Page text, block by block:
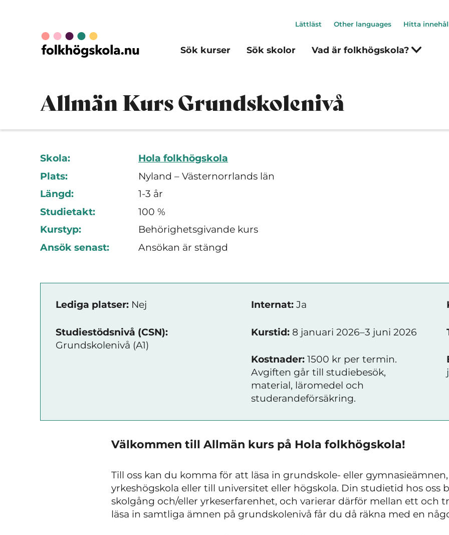
Sök kurser Sök skolor Vad är folkhögskola?
Lättläst Other languages Hitta
Allmän Kurs Grundskolenivå
Skola:
Hola folkhögskola
Plats:
Nyland – Västernorrlands län
Längd:
1-3 år
Studietakt:
100 %
Kurstyp:
Behörighetsgivande kurs
Ansök senast:
Ansökan är stängd
Lediga platser: Nej
Studiestödsnivå (CSN):
Grundskolenivå (A1)
Internat: Ja
Kurstid: 8 januari 2026–3 juni 2026
Kostnader: 1500 kr per termin.
Avgiften går till studiebesök,
material, läromedel och
studerandeförsäkring.
Välkommen till Allmän kurs på Hola folkhögskola!
Till oss kan du komma för att läsa in grundskole- eller
yrkeshögskola eller till universitet eller högskola. Din studietid hos oss
skolgång och/eller yrkeserfarenhet, och varierar därför mellan ett och
läsa in samtliga ämnen på grundskolenivå får du då räkna med en